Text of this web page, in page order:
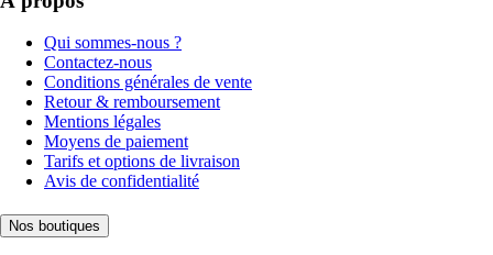
Qui sommes-nous ?
Contactez-nous
Conditions générales de vente
Retour & remboursement
Mentions légales
Moyens de paiement
Tarifs et options de livraison
Avis de confidentialité
Nos boutiques